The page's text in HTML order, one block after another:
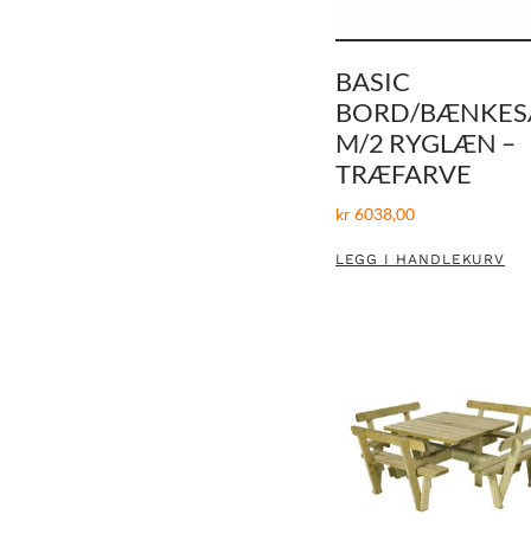
BASIC
BORD/
M/2 RYGLÆN –
TRÆFARVE
kr6038,00
LEGG I HANDLEKURV